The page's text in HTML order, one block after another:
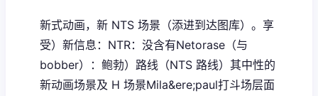
新式动画，新 NTS 场景（添进到达图库）。享
受）新信息：NTR：没含有Netorase（与
bobber）：鲍勃）路线（NTS 路线）其中性的
新动画场景及 H 场景Mila&ere;paul打斗场层面